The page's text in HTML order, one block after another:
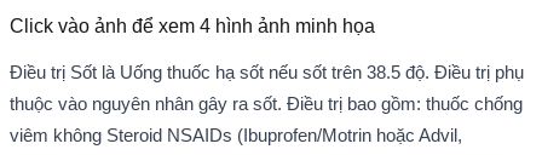
Click vào ảnh để xem 4 hình ảnh minh họa
Điều trị Sốt là Uống thuốc hạ sốt nếu sốt trên 38.5 độ. Điều trị phụ
thuộc vào nguyên nhân gây ra sốt. Điều trị bao gồm: thuốc chống
viêm không Steroid NSAIDs (Ibuprofen/Motrin hoặc Advil,